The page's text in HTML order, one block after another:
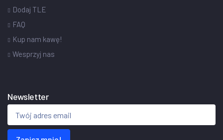
Dodaj TLE
FAQ
Kup nam kawę!
Wesprzyj nas
Newsletter